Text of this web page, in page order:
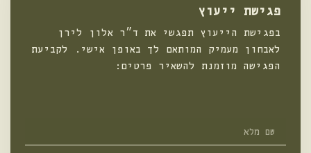
פגישת ייעוץ
בפגישת הייעוץ תפגשי את ד״ר אלון לירן
לאבחון מעמיק המותאם לך באופן אישי. לקביעת
הפגישה מוזמנת להשאיר פרטים:
שם
מלא